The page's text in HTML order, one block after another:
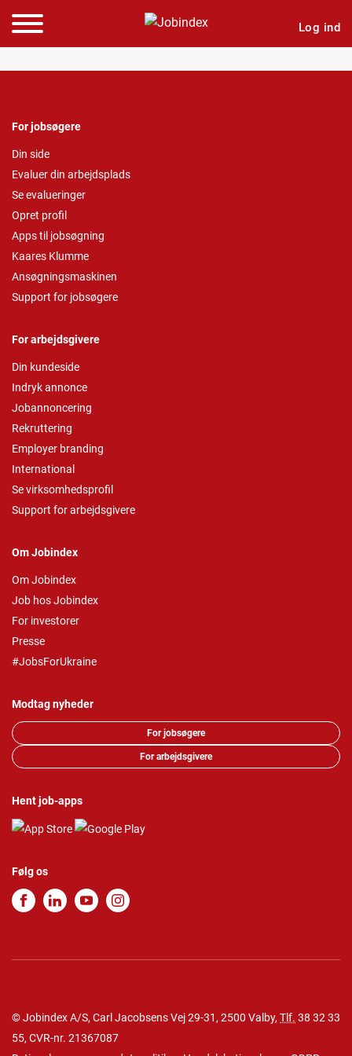
Log ind
For jobsøgere
Din side
Evaluer din arbejdsplads
Se evalueringer
Opret profil
Apps til jobsøgning
Kaares Klumme
Ansøgningsmaskinen
Support for jobsøgere
For arbejdsgivere
Din kundeside
Indryk annonce
Jobannoncering
Rekruttering
Employer branding
International
Se virksomhedsprofil
Support for arbejdsgivere
Om Jobindex
Om Jobindex
Job hos Jobindex
For investorer
Presse
#JobsForUkraine
Modtag nyheder
For jobsøgere
For arbejdsgivere
Hent job-apps
Følg os
© Jobindex A/S, Carl Jacobsens Vej 29-31, 2500 Valby, Tlf. 38 32 33
55, CVR-nr. 21367087